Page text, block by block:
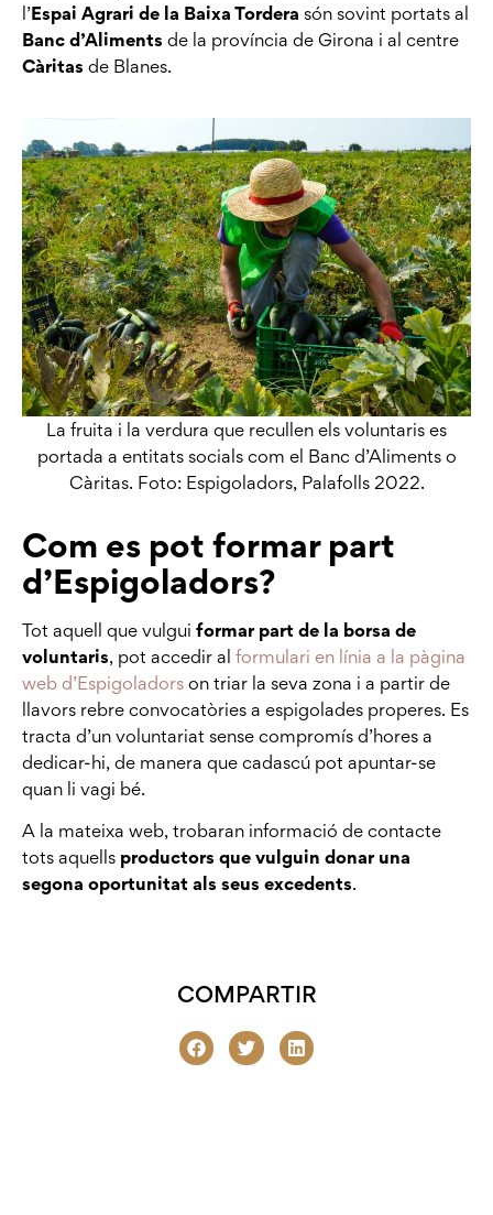
l’Espai Agrari de la Baixa Tordera són sovint portats al
Banc d’Aliments de la província de Girona i al centre
Càritas de Blanes.
La fruita i la verdura que recullen els voluntaris es
portada a entitats socials com el Banc d’Aliments o
Càritas. Foto: Espigoladors, Palafolls 2022.
Com es pot formar part
d’Espigoladors?
Tot aquell que vulgui formar part de la borsa de
voluntaris, pot accedir al formulari en línia a la pàgina
web d’Espigoladors on triar la seva zona i a partir de
llavors rebre convocatòries a espigolades properes. Es
tracta d’un voluntariat sense compromís d’hores a
dedicar-hi, de manera que cadascú pot apuntar-se
quan li vagi bé.
A la mateixa web, trobaran informació de contacte
tots aquells productors que vulguin donar una
segona oportunitat als seus excedents.
COMPARTIR